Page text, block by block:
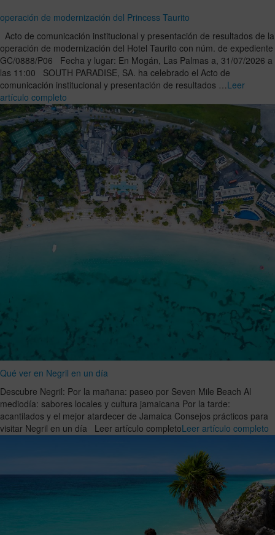
operación de modernización del Princess Taurito
Acto de comunicación institucional y presentación de resultados de la
operación de modernización del Hotel Taurito con núm. de expediente
GC/0888/P06 Fecha y lugar: En Mogán, Las Palmas a, 31/07/2026 a
las 11:00 SOUTH PARADISE, SA. ha celebrado el Acto de
comunicación institucional y presentación de resultados …Leer
artículo completo
Qué ver en Negril en un día
Descubre Negril: Por la mañana: paseo por Seven Mile Beach Al
mediodía: sabores locales y cultura jamaicana Por la tarde:
acantilados y el mejor atardecer de Jamaica Consejos prácticos para
visitar Negril en un día Leer artículo completoLeer artículo completo